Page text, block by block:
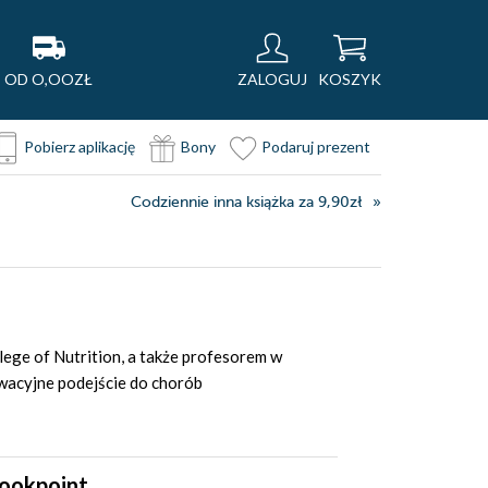
OD O,OOZŁ ZALOGUJ KOSZYK
Pobierz aplikację Bony Podaruj prezent
Codziennie inna książka za 9,90zł
of Nutrition, a także profesorem w
podejście do chorób